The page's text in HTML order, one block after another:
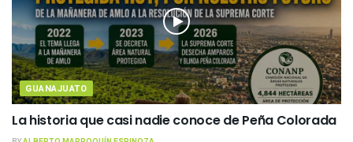
GUANAJUATO
La historia que casi nadie conoce de Peña Colorada